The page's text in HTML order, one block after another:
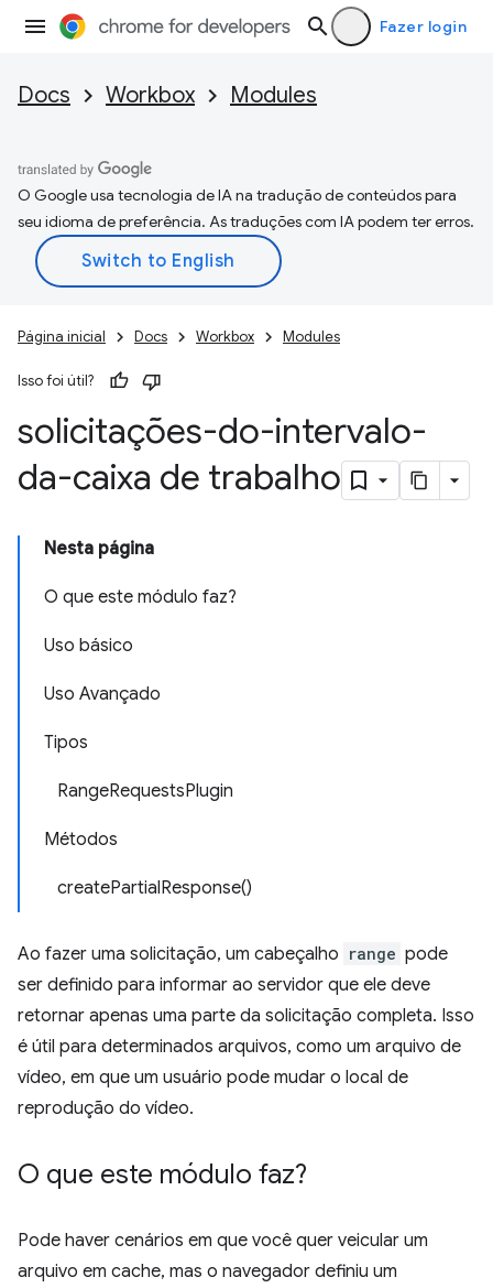
Fazer login
Docs Workbox Modules
O Google usa tecnologia de IA na tradução de conteúdos para
seu idioma de preferência. As traduções com IA podem ter erros.
Página inicial Docs Workbox Modules
Isso foi útil?
solicitações-do-intervalo-
da-caixa de trabalho
Nesta página
O que este módulo faz?
Uso básico
Uso Avançado
Tipos
RangeRequestsPlugin
Métodos
createPartialResponse()
Ao fazer uma solicitação, um cabeçalho range pode
ser definido para informar ao servidor que ele deve
retornar apenas uma parte da solicitação completa. Isso
é útil para determinados arquivos, como um arquivo de
vídeo, em que um usuário pode mudar o local de
reprodução do vídeo.
O que este módulo faz?
Pode haver cenários em que você quer veicular um
arquivo em cache, mas o navegador definiu um